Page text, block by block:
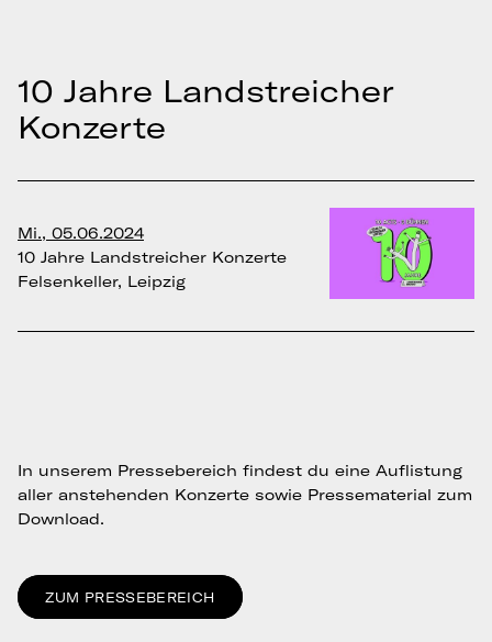
10 Jahre Landstreicher
Konzerte
Mi., 05.06.2024
10 Jahre Landstreicher Konzerte
Felsenkeller, Leipzig
In unserem Pressebereich findest du eine Auflistung
aller anstehenden Konzerte sowie Pressematerial zum
Download.
ZUM PRESSEBEREICH